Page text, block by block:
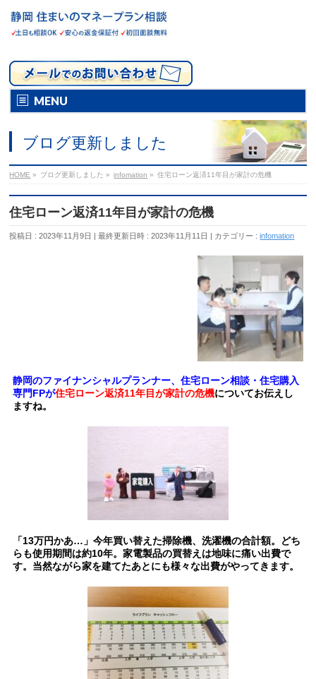
MENU
ブログ更新しました
HOME » ブログ更新しました » infomation » 住宅ローン返済11年目が家計の危機
住宅ローン返済11年目が家計の危機
投稿日 : 2023年11月9日 最終更新日時 : 2023年11月11日 カテゴリー :infomation
静岡のファイナンシャルプランナー、住宅ローン相談・住宅購入
専門FPが住宅ローン返済11年目が家計の危機についてお伝えし
ますね。
「13万円かあ…」今年買い替えた掃除機、洗濯機の合計額。どち
らも使用期間は約10年。家電製品の買替えは地味に痛い出費で
す。当然ながら家を建てたあとにも様々な出費がやってきます。